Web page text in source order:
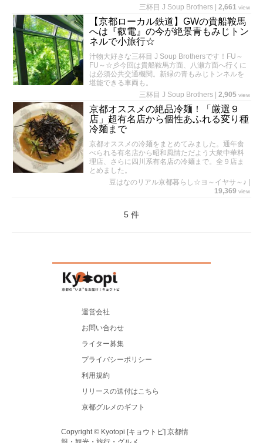
三杯目 J Soup Brothers
2,661 view
【京都ローカル鉄道】GWの貴船鞍馬
へは『叡電』の今が絶景青もみじトン
ネルで小旅行☆
汁物大好きな三杯目 J Soup Brothersです！FU～
FU～☆彡今回は貴船鞍馬方面、八瀬方面へ行くに
は必須公共交通機関。新緑の青もみじトンネルを
堪能できる車両も。
三杯目 J Soup Brothers
2,905 view
京都オススメの絶品冷麺！「厳選９
店」超有名店から個性あふれる変り種
冷麺まで
京都オススメの冷麺をまとめてみました。通年食
べられる有名店から昭和風情ただよう大衆中華料
理店、さらに四川系有名店の冷麺まで。全９店ま
とめました。
豆はなのリアル京都暮らし☆ヨ～イヤサ～♪
19,369 view
5 件
運営会社
お問い合わせ
ライター募集
プライバシーポリシー
利用規約
リリースの送付はこちら
京都グルメのギフト
Copyright © Kyotopi [キョウトピ] 京都情